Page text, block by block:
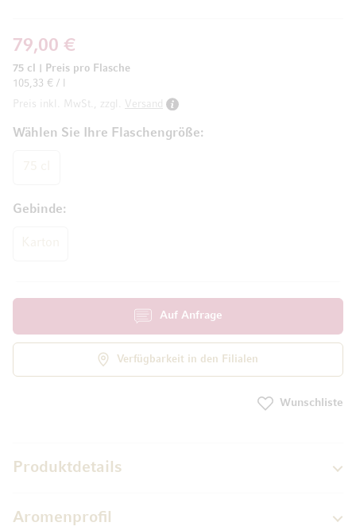
Wählen Sie Ihre Flaschengröße
Gebinde
79,00 €
75 cl
Preis pro Flasche
105,33 € / l
Preis inkl. MwSt., zzgl.
Versand
Auf Anfrage
Verfügbarkeit in den Filialen
Wunschliste
Produktdetails
Aromenprofil